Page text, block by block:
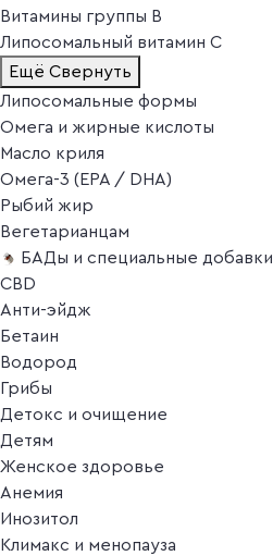
Витамины группы B
Липосомальный витамин C
Ещё Свернуть
Липосомальные формы
Омега и жирные кислоты
Масло криля
Омега-3 (EPA / DHA)
Рыбий жир
Вегетарианцам
БАДы и специальные добавки
CBD
Анти-эйдж
Бетаин
Водород
Грибы
Детокс и очищение
Детям
Женское здоровье
Анемия
Инозитол
Климакс и менопауза